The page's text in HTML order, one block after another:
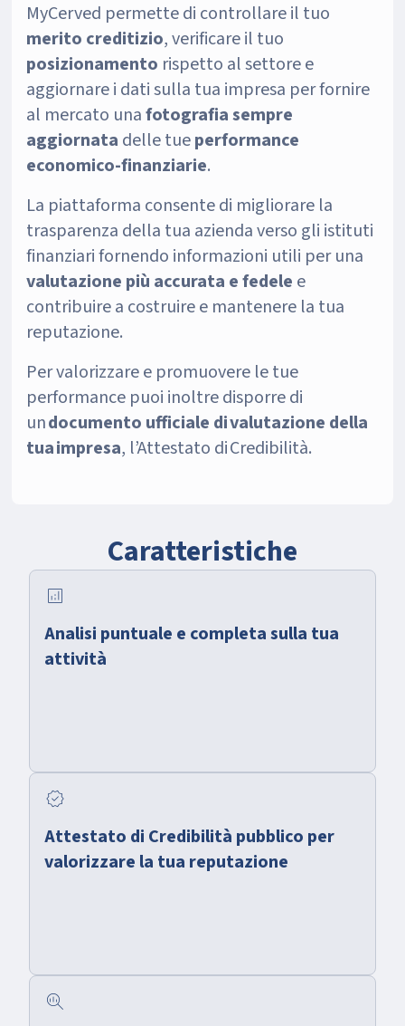
MyCerved permette di controllare il tuo
merito creditizio, verificare il tuo
posizionamento rispetto al settore e
aggiornare i dati sulla tua impresa per fornire
al mercato unafotografia sempre
aggiornata delle tueperformance
economico-finanziarie.
La piattaforma consente di migliorare la
trasparenza della tua azienda verso gli istituti
finanziari fornendo informazioni utili per una
valutazione più accurata e fedele e
contribuire a costruire e mantenere la tua
reputazione.
Per valorizzare e promuovere le tue
performance puoi inoltre disporre di
undocumento ufficiale di valutazione della
tua impresa, l’Attestato di Credibilità.
Caratteristiche
analytics
Analisi puntuale e completa sulla tua
attività
verified
Attestato di Credibilità pubblico per
valorizzare la tua reputazione
search_insights